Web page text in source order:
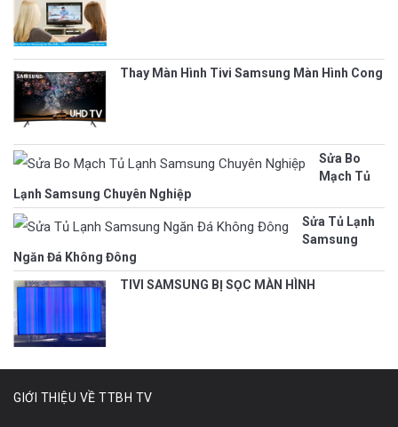
Thay Màn Hình Tivi Samsung Màn Hình Cong
Sửa Bo
Mạch Tủ
Lạnh Samsung Chuyên Nghiệp
Sửa Tủ Lạnh
Samsung
Ngăn Đá Không Đông
TIVI SAMSUNG BỊ SỌC MÀN HÌNH
GIỚI THIỆU VỀ TTBH TV